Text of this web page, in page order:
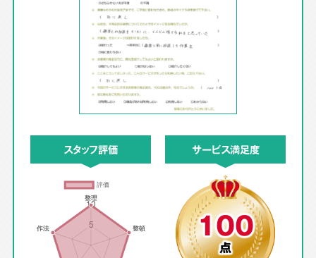
スタッフ評価 サービス満足度
100
点